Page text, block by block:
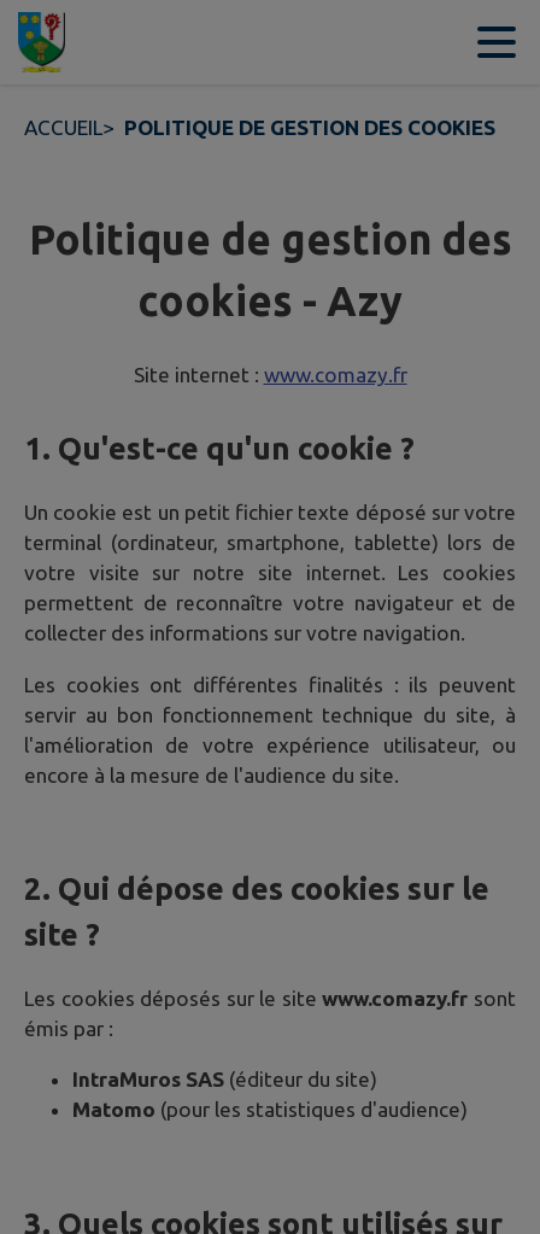
Contenu
ACCUEIL> POLITIQUE DE GESTION DES COOKIES
Politique de gestion des
cookies - Azy
Site internet : www.comazy.fr
1. Qu'est-ce qu'un cookie ?
Un cookie est un petit fichier texte déposé sur votre
terminal (ordinateur, smartphone, tablette) lors de
votre visite sur notre site internet. Les cookies
permettent de reconnaître votre navigateur et de
collecter des informations sur votre navigation.
Les cookies ont différentes finalités : ils peuvent
servir au bon fonctionnement technique du site, à
l'amélioration de votre expérience utilisateur, ou
encore à la mesure de l'audience du site.
2. Qui dépose des cookies sur le
site ?
Les cookies déposés sur le sitewww.comazy.fr sont
émis par :
IntraMuros SAS (éditeur du site)
Matomo (pour les statistiques d'audience)
3. Quels cookies sont utilisés sur